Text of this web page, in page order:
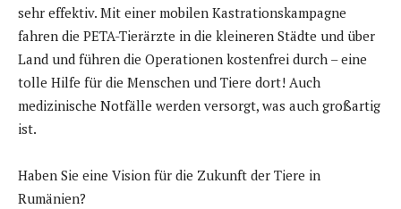
sehr effektiv. Mit einer mobilen Kastrationskampagne
fahren die PETA-Tierärzte in die kleineren Städte und über
Land und führen die Operationen kostenfrei durch – eine
tolle Hilfe für die Menschen und Tiere dort! Auch
medizinische Notfälle werden versorgt, was auch großartig
ist.
Haben Sie eine Vision für die Zukunft der Tiere in
Rumänien?